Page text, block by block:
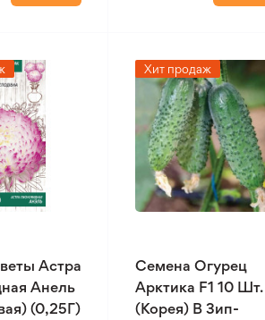
Астра
Анель
(0,25Г)
Хит продаж
Семена Огурец
Арктика F1 10 Шт.
(Корея) В Зип-